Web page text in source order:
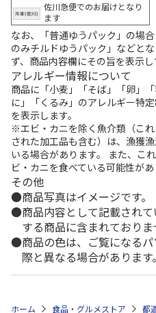
佐川急便でのお届けとなり
ます
なお、「普通ゆうパック」の場
のみチルドゆうパック」などと
ず、商品内容欄にその旨を表示し
アレルギー情報について
商品に「小麦」「そば」「卵」
に」「くるみ」のアレルギー特
を表示します。
※エビ・カニを除く魚介類（こ
された加工品も含む）は、漁獲
いる場合があります。 また、こ
ビ・カニを食べている可能性があ
その他
商品写真はイメージです。
商品内容として記載され
する商品に含まれておりま
商品の色は、ご覧になる
際と異なる場合があります。
ホーム 食品・グルメストア 都